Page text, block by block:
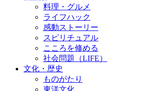
料理・グルメ
ライフハック
感動ストーリー
スピリチュアル
こころを修める
社会問題（LIFE）
文化・歴史
ものがたり